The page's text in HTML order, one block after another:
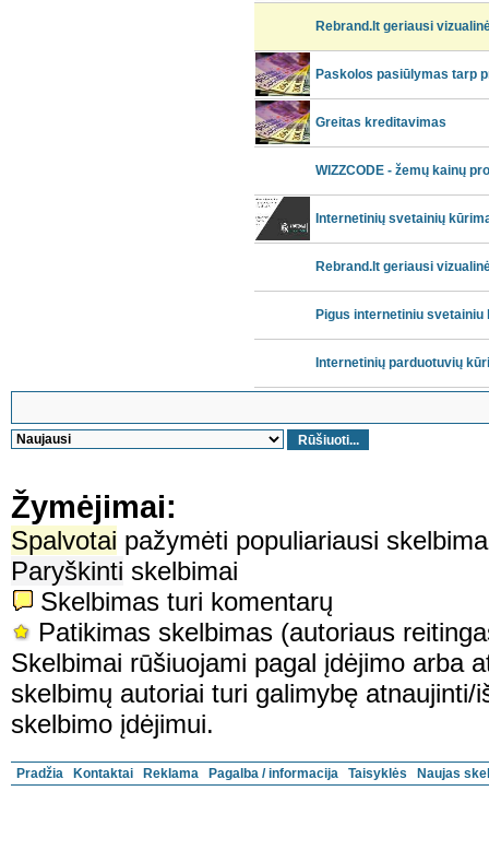
Rebrand.lt geriausi
Paskolos pasiūlymas tarp
Greitas kreditavimas
WIZZCODE - žemų kainų
Internetinių svetainių
Rebrand.lt geriausi
Pigus internetiniu svetainiu
Internetinių parduotuvių
Žymėjimai:
Spalvotai pažymėti populiariausi
Paryškinti skelbimai
Skelbimas turi komentarų
Patikimas skelbimas (autoriaus
Skelbimai rūšiuojami pagal įdėjimo arba
skelbimų autoriai turi galimybę
skelbimo įdėjimui.
Pradžia Kontaktai Reklama Pagalba / informacija Taisyklės Naujas